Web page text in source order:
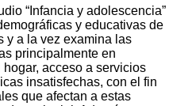
“Infancia y adolescencia”
y educativas de
y a la vez examina las
principalmente en
acceso a servicios
insatisfechas, con el fin
que afectan a estas